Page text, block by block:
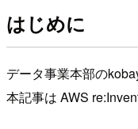
はじめに
データ事業本部の
本記事は AWS